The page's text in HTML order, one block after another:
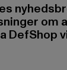
om
DefShop